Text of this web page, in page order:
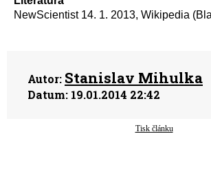
NewScientist 14. 1. 2013, Wikipedia
Autor: Stanislav Mihulka
Datum: 19.01.2014 22:42
Tisk článku